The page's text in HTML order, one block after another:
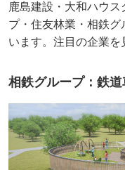
鹿島建設・大和ハウ
プ・住友林業・相鉄
います。注目の企業を
相鉄グループ：鉄